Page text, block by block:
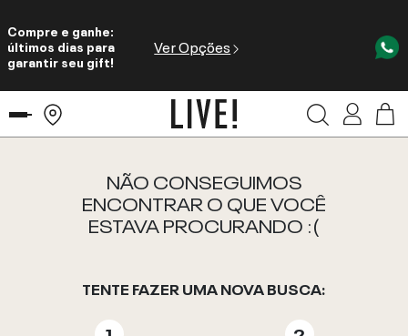
Compre e ganhe:
últimos dias para
garantir seu gift!
Ver Opções
NÃO CONSEGUIMOS
ENCONTRAR O QUE VOCÊ
ESTAVA PROCURANDO :(
TENTE FAZER UMA NOVA BUSCA: